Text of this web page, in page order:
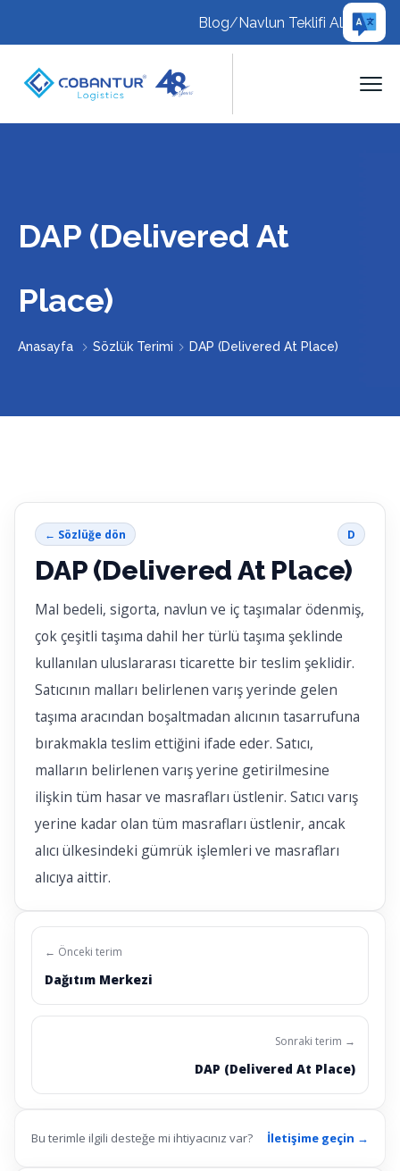
Blog/Navlun Teklifi Al
DAP (Delivered At
Place)
Anasayfa Sözlük Terimi DAP (Delivered At Place)
← Sözlüğe dön D
DAP (Delivered At Place)
Mal bedeli, sigorta, navlun ve iç taşımalar ödenmiş,
çok çeşitli taşıma dahil her türlü taşıma şeklinde
kullanılan uluslararası ticarette bir teslim şeklidir.
Satıcının malları belirlenen varış yerinde gelen
taşıma aracından boşaltmadan alıcının tasarrufuna
bırakmakla teslim ettiğini ifade eder. Satıcı,
malların belirlenen varış yerine getirilmesine
ilişkin tüm hasar ve masrafları üstlenir. Satıcı varış
yerine kadar olan tüm masrafları üstlenir, ancak
alıcı ülkesindeki gümrük işlemleri ve masrafları
alıcıya aittir.
← Önceki terim
Dağıtım Merkezi
Sonraki terim →
DAP (Delivered At Place)
Bu terimle ilgili desteğe mi ihtiyacınız var? İletişime geçin →